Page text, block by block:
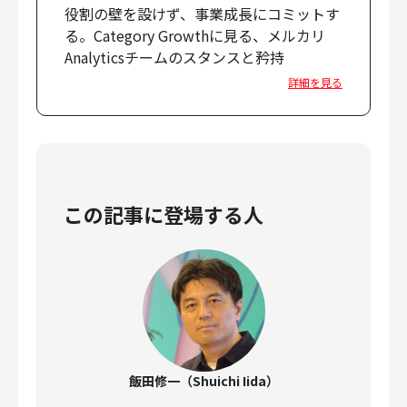
役割の壁を設けず、事業成長にコミットす
る。Category Growthに見る、メルカリ
Analyticsチームのスタンスと矜持
詳細を見る
この記事に登場する人
飯田修一（Shuichi Iida）